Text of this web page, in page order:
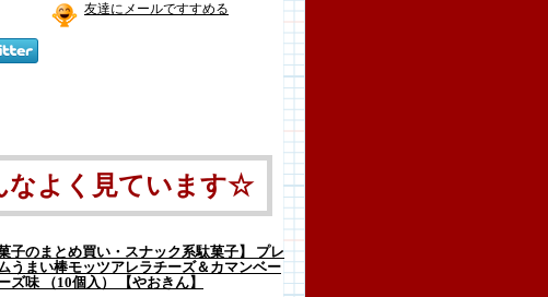
友達にメールですすめる
なよく見ています☆
菓子のまとめ買い・スナック系駄菓子】 プレ
うまい棒モッツアレラチーズ＆カマンベー
ズ味 （10個入） 【やおきん】